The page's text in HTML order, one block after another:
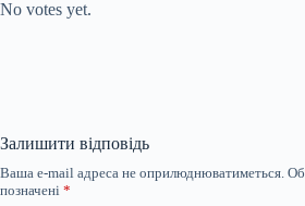
No votes yet.
Залишити відповідь
Ваша e-mail адреса не оприлюднюватиметься.
позначені *